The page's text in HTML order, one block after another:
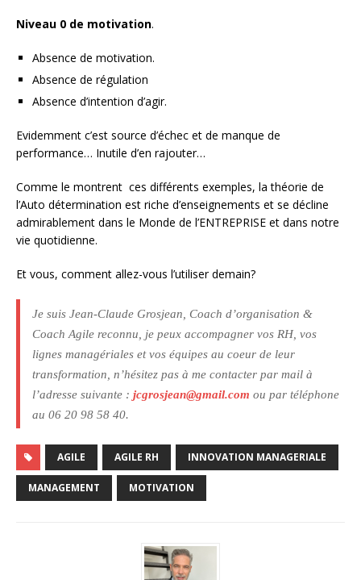
Niveau 0 de motivation.
Absence de motivation.
Absence de régulation
Absence d’intention d’agir.
Evidemment c’est source d’échec et de manque de
performance… Inutile d’en rajouter…
Comme le montrent ces différents exemples, la théorie de
l’Auto détermination est riche d’enseignements et se décline
admirablement dans le Monde de l’ENTREPRISE et dans notre
vie quotidienne.
Et vous, comment allez-vous l’utiliser demain?
Je suis Jean-Claude Grosjean, Coach d’organisation &
Coach Agile reconnu, je peux accompagner vos RH, vos
lignes managériales et vos équipes au coeur de leur
transformation, n’hésitez pas à me contacter par mail à
l’adresse suivante : jcgrosjean@gmail.com ou par téléphone
au 06 20 98 58 40.
AGILE AGILE RH INNOVATION MANAGERIALE
MANAGEMENT MOTIVATION